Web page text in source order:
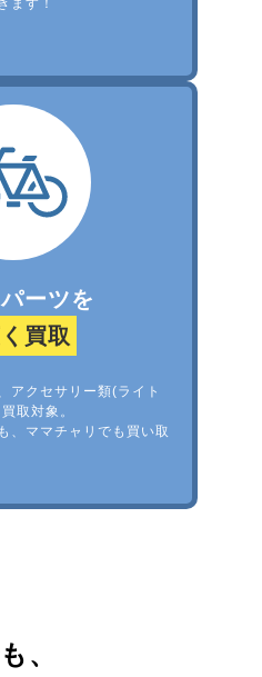
ます！
ーツを
買取
アクセサリー類(ライト
取対象。
、ママチャリでも買い取
、